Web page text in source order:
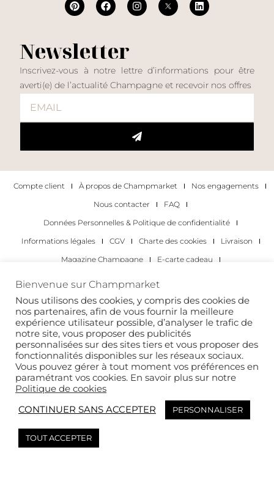
Newsletter
Inscrivez-vous à notre lettre d’informations pour être
averti(e) de l’actualité Champagne et recevoir nos offres
Compte client À propos de Champmarket
Nos engagements
Nous contacter
FAQ
Données Personnelles & Politique de confidentialité
Informations légales
CGV Charte des cookies
Livraison
Magazine Champagne
E-carte cadeau
Les occasions pour déguster du champagne
Pour les particuliers
Pour les entreprises
Copyright 2022 © tous droits réservés. Champmarket.
Bienvenue sur Champmarket
Nous utilisons des cookies, y compris des cookies de
nos partenaires, afin de vous fournir la meilleure
expérience utilisateur possible, d’analyser le trafic de
notre site, vous proposer des publicités
personnalisées sur des sites tiers et vous proposer des
fonctionnalités disponibles sur les réseaux sociaux.
Vous pouvez gérer à tout moment vos préférences en
paramétrant vos cookies. En savoir plus sur notre
Politique de cookies
CONTINUER SANS ACCEPTER
PERSONNALISER
TOUT ACCEPTER